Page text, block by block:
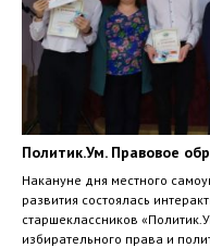
Политик.Ум. Правовое
Накануне дня местного
развития состоялась
старшеклассников
избирательного права и